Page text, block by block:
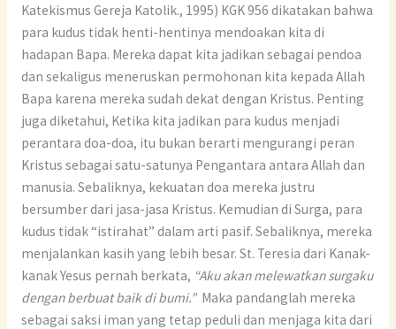
Katekismus Gereja Katolik., 1995) KGK 956 dikatakan bahwa
para kudus tidak henti-hentinya mendoakan kita di
hadapan Bapa. Mereka dapat kita jadikan sebagai pendoa
dan sekaligus meneruskan permohonan kita kepada Allah
Bapa karena mereka sudah dekat dengan Kristus. Penting
juga diketahui, Ketika kita jadikan para kudus menjadi
perantara doa-doa, itu bukan berarti mengurangi peran
Kristus sebagai satu-satunya Pengantara antara Allah dan
manusia. Sebaliknya, kekuatan doa mereka justru
bersumber dari jasa-jasa Kristus. Kemudian di Surga, para
kudus tidak “istirahat” dalam arti pasif. Sebaliknya, mereka
menjalankan kasih yang lebih besar. St. Teresia dari Kanak-
kanak Yesus pernah berkata, “Aku akan melewatkan surgaku
dengan berbuat baik di bumi.” Maka pandanglah mereka
sebagai saksi iman yang tetap peduli dan menjaga kita dari